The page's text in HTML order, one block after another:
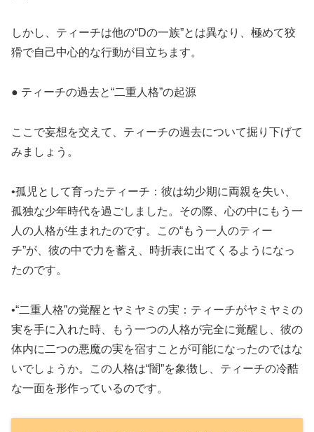
しかし、ティーチは他の“Dの一族”とは異なり、極めて狡
猾で自己中心的な行動が目立ちます。
● ティーチの過去と“二重人格”の起源
ここで妄想を交えて、ティーチの過去について掘り下げて
みましょう。
•孤児として育ったティーチ：彼は幼少期に両親を失い、
孤独な少年時代を過ごしました。その際、心の中にもう一
人の人格が生まれたのです。この“もう一人のティー
チ”が、彼の中で力を蓄え、時折表に出てくるようになっ
たのです。
•“二重人格”の覚醒とヤミヤミの実：ティーチがヤミヤミの
実を手に入れた時、もう一つの人格が完全に覚醒し、彼の
体内に二つの悪魔の実を宿すことが可能になったのではな
いでしょうか。この人格は“闇”を象徴し、ティーチの冷酷
な一面を形作っているのです。